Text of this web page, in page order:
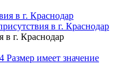
в г. Краснодар
в г. Краснодар
Размер имеет значение